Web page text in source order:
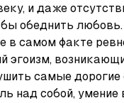
и даже
бы обеднить
в самом факте
эгоизм,
самые дорогие
над собой, умение